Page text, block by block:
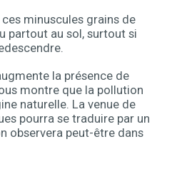
minuscules grains de
partout au sol, surtout si
la présence de
montre que la pollution
naturelle. La venue de
pourra se traduire par un
observera peut-être dans